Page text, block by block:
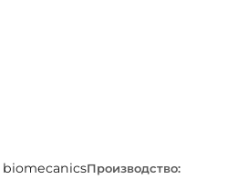
biomecanicsПроизводство: